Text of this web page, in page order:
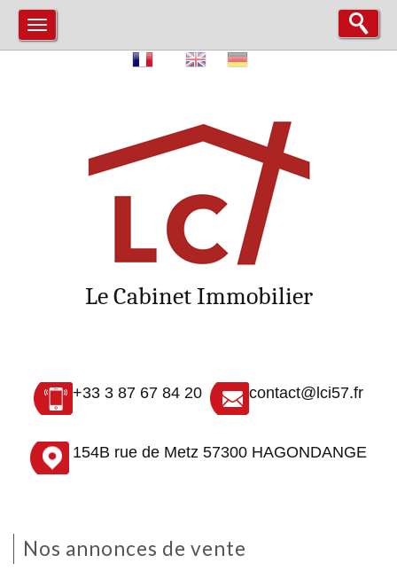
Le Cabinet Immobilier
+33 3 87 67 84 20 contact@lci57.fr
154B rue de Metz 57300 HAGONDANGE
Nos annonces de vente